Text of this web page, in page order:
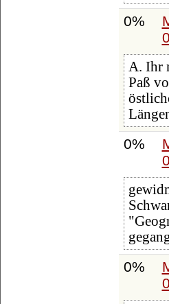
0%
A. Ihr
Paß
0%
0%